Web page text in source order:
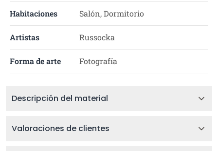
Habitaciones Salón, Dormitorio
Artistas Russocka
Forma de arte Fotografía
Descripción del material
Valoraciones de clientes